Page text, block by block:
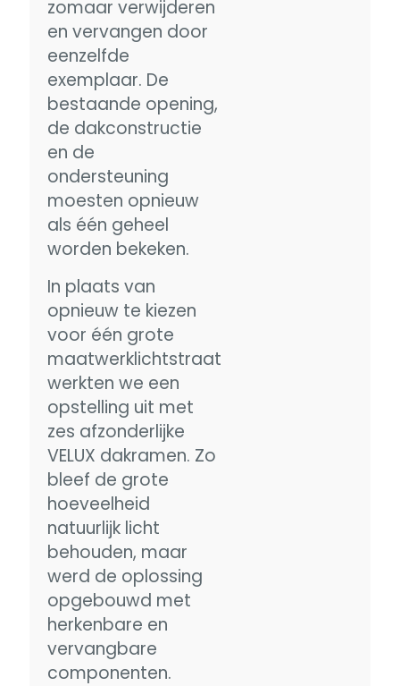
zomaar verwijderen
en vervangen door
eenzelfde
exemplaar. De
bestaande opening,
de dakconstructie
en de
ondersteuning
moesten opnieuw
als één geheel
worden bekeken.
In plaats van
opnieuw te kiezen
voor één grote
maatwerklichtstraat
werkten we een
opstelling uit met
zes afzonderlijke
VELUX dakramen. Zo
bleef de grote
hoeveelheid
natuurlijk licht
behouden, maar
werd de oplossing
opgebouwd met
herkenbare en
vervangbare
componenten.